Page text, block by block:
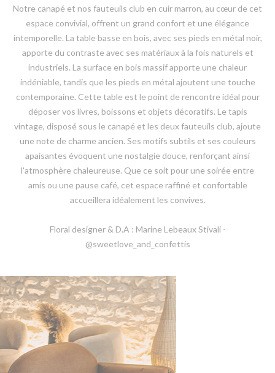
Notre canapé et nos fauteuils club en cuir marron, au cœur de cet
espace convivial, offrent un grand confort et une élégance
intemporelle. La table basse en bois, avec ses pieds en métal noir,
apporte du contraste avec ses matériaux à la fois naturels et
industriels. La surface en bois massif apporte une chaleur
indéniable, tandis que les pieds en métal ajoutent une touche
contemporaine. Cette table est le point de rencontre idéal pour
déposer vos livres, boissons et objets décoratifs. Le tapis
vintage, disposé sous le canapé et les deux fauteuils club, ajoute
une note de charme ancien. Ses motifs subtils et ses couleurs
apaisantes évoquent une nostalgie douce, renforçant ainsi
l'atmosphère chaleureuse. Que ce soit pour une soirée entre
amis ou une pause café, cet espace raffiné et confortable
accueillera idéalement les convives.
Floral designer & D.A : Marine Lebeaux Stivali -
@sweetlove_and_confettis